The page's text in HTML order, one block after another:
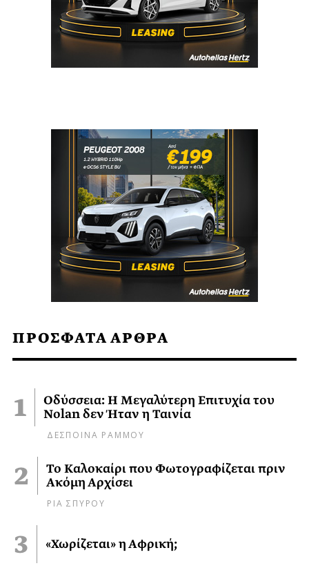
ΠΡΟΣΦΑΤΑ ΑΡΘΡΑ
Οδύσσεια: Η Μεγαλύτερη Επιτυχία του
Nolan δεν Ήταν η Ταινία
ΔΕΣΠΟΙΝΑ ΡΑΜΜΟΥ
Το Καλοκαίρι που Φωτογραφίζεται πριν
Ακόμη Αρχίσει
ΡΙΑ ΣΠΥΡΟΥ
«Χωρίζεται» η Αφρική;